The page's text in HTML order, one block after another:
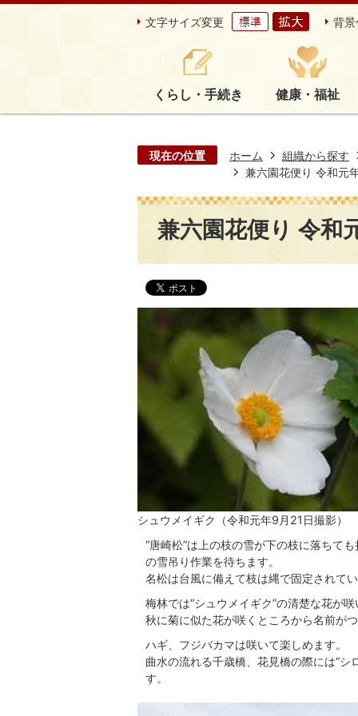
文字サイズ変更 背景
くらし・手続き 健康・福祉
現在の位置 ホーム
組織から探す
兼六園花便り 令和元
兼六園花便り 令和
シュウメイギク（令和元年9月21日撮影）
“唐崎松”は上の枝の雪が下の枝に落ちて
の雪吊り作業を待ちます。
名松は台風に備えて枝は縄で固定されて
梅林では“シュウメイギク”の清楚な花が
秋に菊に似た花が咲くところから名前が
ハギ、フジバカマは咲いて楽しめます。
曲水の流れる千歳橋、花見橋の際には“
す。